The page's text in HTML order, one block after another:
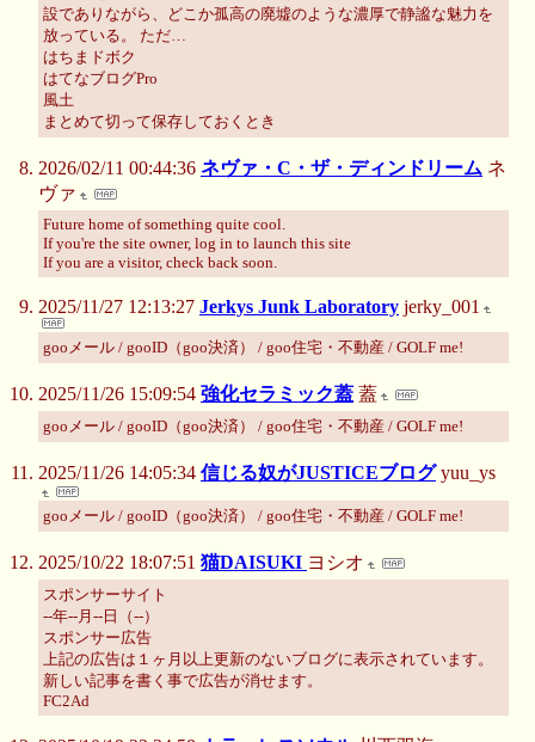
設でありながら、どこか孤高の廃墟のような濃厚で静謐な魅力を
放っている。 ただ…
はちまドボク
はてなブログPro
風土
まとめて切って保存しておくとき
2026/02/11 00:44:36 ネヴァ・C・ザ・ディンドリーム ネ
ヴァ
Future home of something quite cool.
If you're the site owner, log in to launch this site
If you are a visitor, check back soon.
2025/11/27 12:13:27 Jerkys Junk Laboratory jerky_001
gooメール / gooID（goo決済） / goo住宅・不動産 / GOLF me!
2025/11/26 15:09:54 強化セラミック蓋 蓋
gooメール / gooID（goo決済） / goo住宅・不動産 / GOLF me!
2025/11/26 14:05:34 信じる奴がJUSTICEブログ yuu_ys
gooメール / gooID（goo決済） / goo住宅・不動産 / GOLF me!
2025/10/22 18:07:51 猫DAISUKI ヨシオ
スポンサーサイト
--年--月--日（--）
スポンサー広告
上記の広告は１ヶ月以上更新のないブログに表示されています。
新しい記事を書く事で広告が消せます。
FC2Ad